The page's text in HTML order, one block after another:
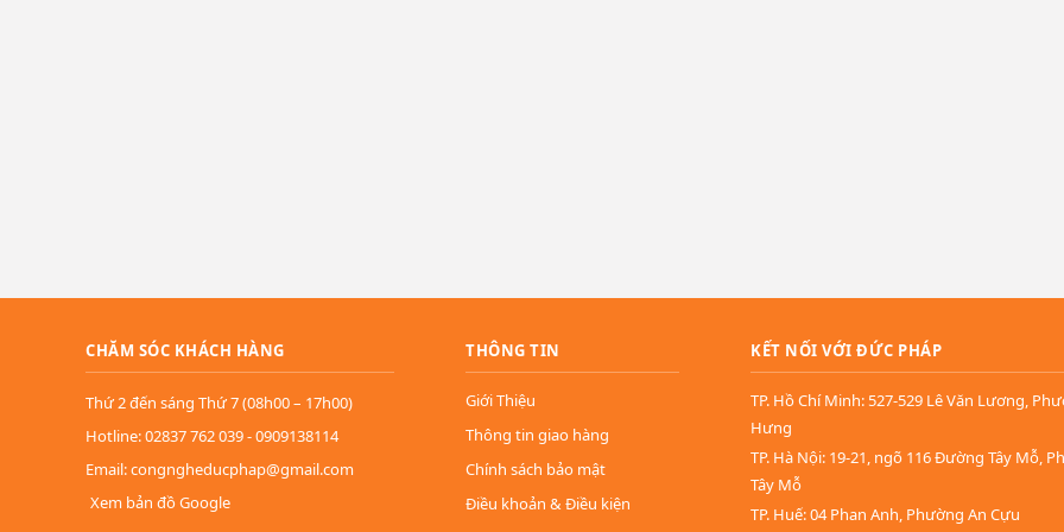
CHĂM SÓC KHÁCH HÀNG
Thứ 2 đến sáng Thứ 7 (08h00 – 17h00)
Hotline: 02837 762 039 - 0909138114
Email: congngheducphap@gmail.com
Xem bản đồ Google
THÔNG TIN
Giới Thiệu
Thông tin giao hàng
Chính sách bảo mật
Điều khoản & Điều kiện
KẾT NỐI VỚI ĐỨC PHÁP
TP. Hồ Chí Minh: 527-529 Lê Văn Lương,
Hưng
TP. Hà Nội: 19-21, ngõ 116 Đường Tây Mỗ,
Tây Mỗ
TP. Huế: 04 Phan Anh, Phường An Cựu